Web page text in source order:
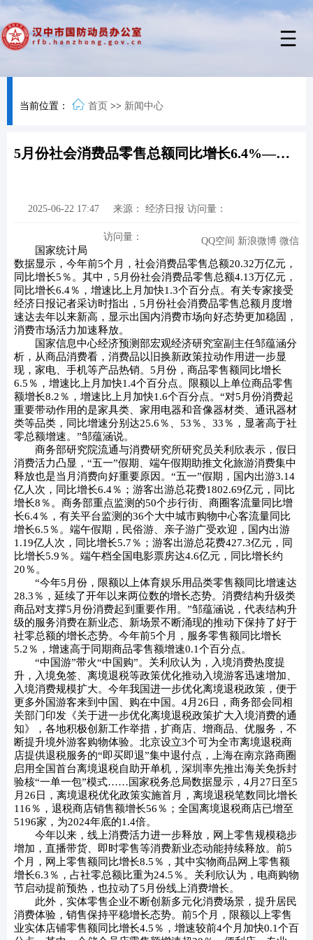
当前位置： 首页 >> 新闻中心
5月份社会消费品零售总额同比增长6.4%——消费市场向好态势更加稳固
2025-06-22 17:47 来源： 经济日报 访问量：
访问量： QQ空间 新浪微博 微信
国家统计局
数据显示，今年前5个月，社会消费品零售总额20.32万亿元，
同比增长5％。其中，5月份社会消费品零售总额4.13万亿元，
同比增长6.4％，增速比上月加快1.3个百分点。有关专家接受
经济日报记者采访时指出，5月份社会消费品零售总额月度增
速达去年以来新高，显示出国内消费市场向好态势更加稳固，
消费市场活力加速释放。
国家信息中心经济预测部宏观经济研究室副主任邹蕴涵分
析，从商品消费看，消费品以旧换新政策拉动作用进一步显
现，家电、手机等产品热销。5月份，商品零售额同比增长
6.5％，增速比上月加快1.4个百分点。限额以上单位商品零售
额增长8.2％，增速比上月加快1.6个百分点。“对5月份消费起
重要带动作用的是家具类、家用电器和音像器材类、通讯器材
类等品类，同比增速分别达25.6％、53％、33％，显著高于社
零总额增速。”邹蕴涵说。
商务部研究院流通与消费研究所研究员关利欣表示，假日
消费活力凸显，“五一”假期、端午假期助推文化旅游消费集中
释放也是当月消费向好重要原因。“五一”假期，国内出游3.14
亿人次，同比增长6.4％；游客出游总花费1802.69亿元，同比
增长8％。商务部重点监测的50个步行街、商圈客流量同比增
长6.4％，有关平台监测的36个大中城市购物中心客流量同比
增长6.5％。端午假期，民俗游、亲子游广受欢迎，国内出游
1.19亿人次，同比增长5.7％；游客出游总花费427.3亿元，同
比增长5.9％。端午档全国电影票房达4.6亿元，同比增长约
20％。
“今年5月份，限额以上体育娱乐用品类零售额同比增速达
28.3％，延续了开年以来两位数的增长态势。消费结构升级类
商品对支撑5月份消费起到重要作用。”邹蕴涵说，代表结构升
级的服务消费在新业态、新场景不断涌现的推动下保持了好于
社零总额的增长态势。今年前5个月，服务零售额同比增长
5.2％，增速高于同期商品零售额增速0.1个百分点。
“中国游”带火“中国购”。关利欣认为，入境消费热度提
升，入境免签、离境退税等政策优化推动入境游客迅速增加、
入境消费规模扩大。今年我国进一步优化离境退税政策，便于
更多外国游客来到中国、购在中国。4月26日，商务部会同相
关部门印发《关于进一步优化离境退税政策扩大入境消费的通
知》，各地积极创新工作举措，扩商店、增商品、优服务，不
断提升境外游客购物体验。北京设立3个可为全市离境退税商
店提供退税服务的“即买即退”集中退付点，上海在南京路商圈
启用全国首台离境退税自助开单机，深圳率先推出海关免拆封
验核“一单一包”模式……国家税务总局数据显示，4月27日至5
月26日，离境退税优化政策实施首月，离境退税笔数同比增长
116％，退税商店销售额增长56％；全国离境退税商店已增至
5196家，为2024年底的1.4倍。
今年以来，线上消费活力进一步释放，网上零售规模稳步
增加，直播带货、即时零售等消费新业态动能持续释放。前5
个月，网上零售额同比增长8.5％，其中实物商品网上零售额
增长6.3％，占社零总额比重为24.5％。关利欣认为，电商购物
节启动提前预热，也拉动了5月份线上消费增长。
此外，实体零售企业不断创新多元化消费场景，提升居民
消费体验，销售保持平稳增长态势。前5个月，限额以上零售
业实体店铺零售额同比增长4.5％，增速较前4个月加快0.1个百